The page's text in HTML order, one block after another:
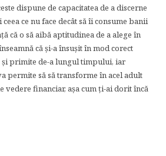
dispune de capacitatea de a discerne
ce nu face decât să îi consume banii
că o să aibă aptitudinea de a alege în
că și-a însușit în mod corect
primite de-a lungul timpului, iar
permite să să transforme în acel adult
vedere financiar, așa cum ți-ai dorit încă